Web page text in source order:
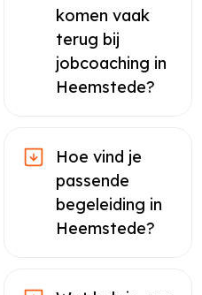
komen vaak
terug bij
jobcoaching in
Heemstede?
Hoe vind je
passende
begeleiding in
Heemstede?